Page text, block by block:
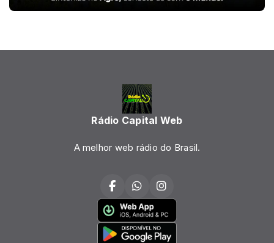
Rádio Capital Web
A melhor web rádio do Brasil.